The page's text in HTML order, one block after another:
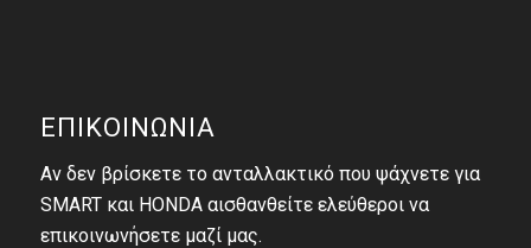
ΕΠΙΚΟΙΝΩΝΙΑ
Αν δεν βρίσκετε το ανταλλακτικό που ψάχνετε για
SMART και HONDA αισθανθείτε ελεύθεροι να
επικοινωνήσετε μαζί μας.